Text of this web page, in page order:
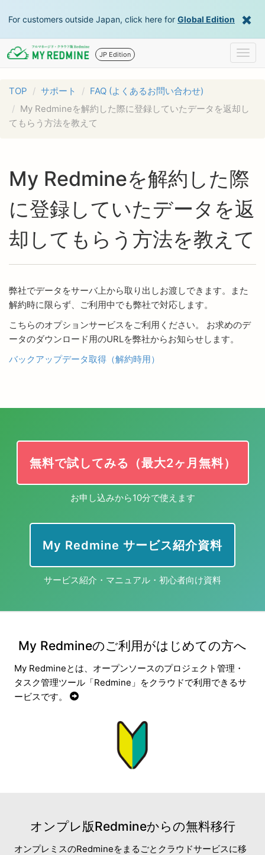
For customers outside Japan, click here for Global Edition
JP Edition
TOP サポート
FAQ (よくあるお問い合わせ)
My Redmineを解約した際に登録していたデータを返却し
てもらう方法を教えて
My Redmineを解約した際
に登録していたデータを返
却してもらう方法を教えて
弊社でデータをサーバ上から取り出しお渡しできます。また
解約時に限らず、ご利用中でも弊社で対応します。
こちらのオプションサービスをご利用ください。 お求めのデ
ータのダウンロード用のURLを弊社からお知らせします。
バックアップデータ取得（解約時用）
無料で試してみる（最大2ヶ月無料）
お申し込みから10分で使えます
My Redmine サービス紹介資料
サービス紹介・マニュアル・初心者向け資料
My Redmineのご利用がはじめての方へ
My Redmineとは、オープンソースのプロジェクト管理・
タスク管理ツール「Redmine」をクラウドで利用できるサ
ービスです。
オンプレ版Redmineからの無料移行
オンプレミスのRedmineをまるごとクラウドサービスに移